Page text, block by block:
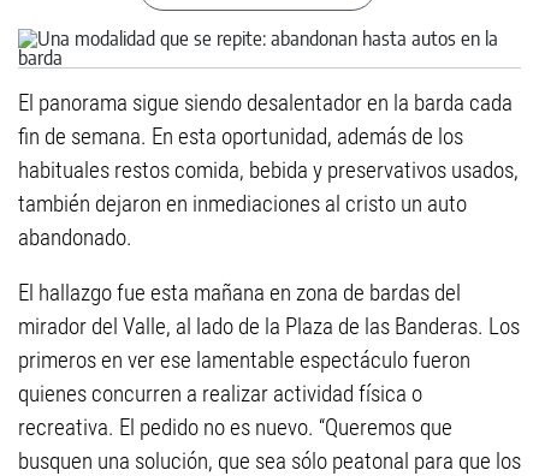
El panorama sigue siendo desalentador en la barda cada
fin de semana. En esta oportunidad, además de los
habituales restos comida, bebida y preservativos usados,
también dejaron en inmediaciones al cristo un auto
abandonado.
El hallazgo fue esta mañana en zona de bardas del
mirador del Valle, al lado de la Plaza de las Banderas. Los
primeros en ver ese lamentable espectáculo fueron
quienes concurren a realizar actividad física o
recreativa. El pedido no es nuevo. “Queremos que
busquen una solución, que sea sólo peatonal para que los